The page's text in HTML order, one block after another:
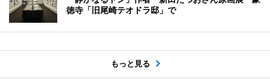
徳寺「旧尾崎テオドラ邸」で
もっと見る